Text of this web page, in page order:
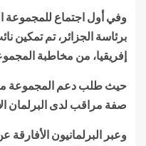
وفي أول اجتماع للمجموعة
برئاسة الجزائر، تم
إفريقيا، من مخاطبة
حيث طلب دعم المجموعة
صفة مراقب لدى البرلمان
وعبر البرلمانيون